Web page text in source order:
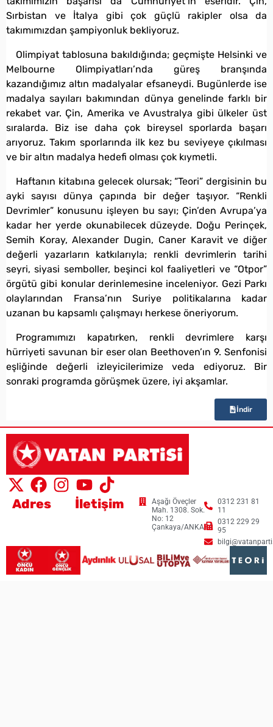
Sırbistan ve İtalya gibi çok güçlü rakipler olsa da
takımımızdan şampiyonluk bekliyoruz.
Olimpiyat tablosuna bakıldığında; geçmişte Helsinki ve
Melbourne Olimpiyatları’nda güreş branşında
kazandığımız altın madalyalar efsaneydi. Bugünlerde ise
madalya sayıları bakımından dünya genelinde farklı bir
rekabet var. Çin, Amerika ve Avustralya gibi ülkeler üst
sıralarda. Biz ise daha çok bireysel sporlarda başarı
arıyoruz. Takım sporlarında ilk kez bu seviyeye çıkılması
ve bir altın madalya hedefi olması çok kıymetli.
Haftanın kitabına gelecek olursak; “Teori” dergisinin bu
ayki sayısı dünya çapında bir değer taşıyor. “Renkli
Devrimler” konusunu işleyen bu sayı; Çin’den Avrupa’ya
kadar her yerde okunabilecek düzeyde. Doğu Perinçek,
Semih Koray, Alexander Dugin, Caner Karavit ve diğer
değerli yazarların katkılarıyla; renkli devrimlerin tarihi
seyri, siyasi semboller, beşinci kol faaliyetleri ve “Otpor”
örgütü gibi konular derinlemesine inceleniyor. Gezi Parkı
olaylarından Fransa’nın Suriye politikalarına kadar
uzanan bu kapsamlı çalışmayı herkese öneriyorum.
Programımızı kapatırken, renkli devrimlere karşı
hürriyeti savunan bir eser olan Beethoven’ın 9. Senfonisi
eşliğinde değerli izleyicilerimize veda ediyoruz. Bir
sonraki programda görüşmek üzere, iyi akşamlar.
İndir
Adres
Aşağı Öveçler
Mah. 1308. Sok.
No: 12
Çankaya/ANKARA
İletişim
0312 231 81
11
0312 229 29
95